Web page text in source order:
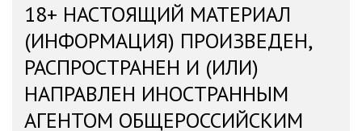
18+ НАСТОЯЩИЙ МАТЕРИАЛ
(ИНФОРМАЦИЯ) ПРОИЗВЕДЕН,
РАСПРОСТРАНЕН И (ИЛИ)
НАПРАВЛЕН ИНОСТРАННЫМ
АГЕНТОМ ОБЩЕРОССИЙСКИМ